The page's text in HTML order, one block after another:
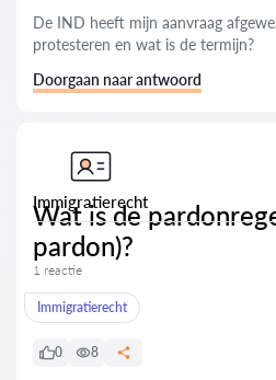
De IND heeft mijn aanvraag
protesteren en wat is de termijn?
Doorgaan naar antwoord
Immigratierecht
Wat is de
pardon)?
1 reactie
Immigratierecht
0 8